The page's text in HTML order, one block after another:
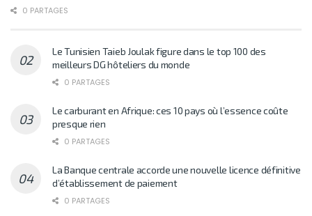
0 PARTAGES
Le Tunisien Taieb Joulak figure dans le top 100 des
meilleurs DG hôteliers du monde
0 PARTAGES
Le carburant en Afrique: ces 10 pays où l’essence coûte
presque rien
0 PARTAGES
La Banque centrale accorde une nouvelle licence définitive
d’établissement de paiement
0 PARTAGES